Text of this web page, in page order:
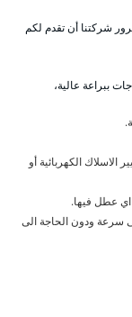
شركتنا أن تقدم لكم
ببراعة عالية،
الاسلاك الكهربائية أو
عطل فيها.
سرعة ودون الحاجة الى